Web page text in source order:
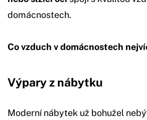
domácnostech.
Co vzduch v domácnostech
Výpary z nábytku
Moderní nábytek už bohužel